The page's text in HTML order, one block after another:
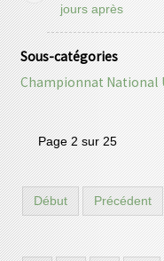
jours après
Sous-catégories
Championnat National
Page 2 sur 25
Début Précédent